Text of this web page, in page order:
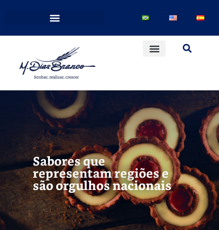
Sabores que
representam regiões e
são orgulhos nacionais